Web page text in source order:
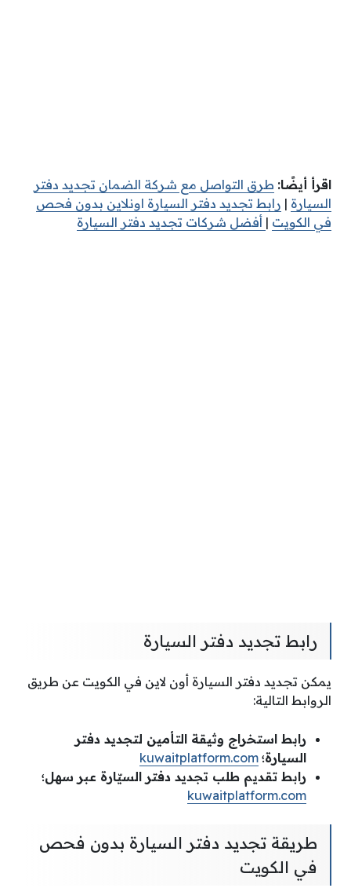
اقرأ أيضًا: طرق التواصل مع شركة الضمان تجديد دفتر
السيارة | رابط تجديد دفتر السيارة اونلاين بدون فحص
في الكويت | أفضل شركات تجديد دفتر السيارة
رابط تجديد دفتر السيارة
يمكن تجديد دفتر السيارة أون لاين في الكويت عن طريق
الروابط التالية:
رابط استخراج وثيقة التأمين لتجديد دفتر
السيارة؛ kuwaitplatform.com
رابط تقديم طلب تجديد دفتر السيّارة عبر سهل؛
kuwaitplatform.com
طريقة تجديد دفتر السيارة بدون فحص
في الكويت